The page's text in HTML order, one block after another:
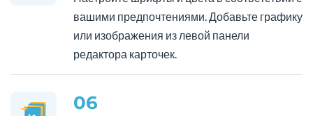
вашими предпочтениями. Добавьте графику
или изображения из левой панели
редактора карточек.
06